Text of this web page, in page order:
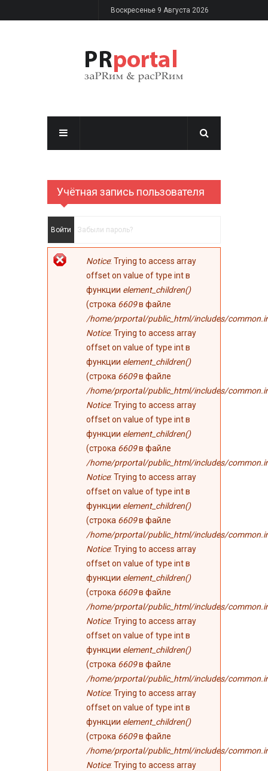
Перейти к основному содержаниюВоскресенье 9 Августа 2026
Учётная запись пользователя
Главные вкладки
Войти (активная вкладка)
Забыли пароль?
Сообщение об
ошибке
Notice: Trying to access array
offset on value of type int в
функции element_children()
(строка 6609в файле
/home/prportal/public_html/includes/
Notice: Trying to access array
offset on value of type int в
функции element_children()
(строка 6609в файле
/home/prportal/public_html/includes/
Notice: Trying to access array
offset on value of type int в
функции element_children()
(строка 6609в файле
/home/prportal/public_html/includes/
Notice: Trying to access array
offset on value of type int в
функции element_children()
(строка 6609в файле
/home/prportal/public_html/includes/
Notice: Trying to access array
offset on value of type int в
функции element_children()
(строка 6609в файле
/home/prportal/public_html/includes/
Notice: Trying to access array
offset on value of type int в
функции element_children()
(строка 6609в файле
/home/prportal/public_html/includes/
Notice: Trying to access array
offset on value of type int в
функции element_children()
(строка 6609в файле
/home/prportal/public_html/includes/
Notice: Trying to access array